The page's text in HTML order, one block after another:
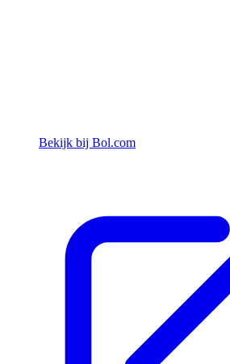
Bekijk bij Bol.com